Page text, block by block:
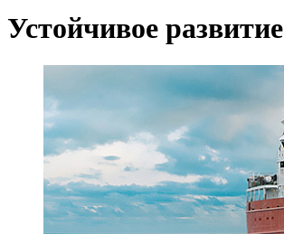
Устойчивое развитие